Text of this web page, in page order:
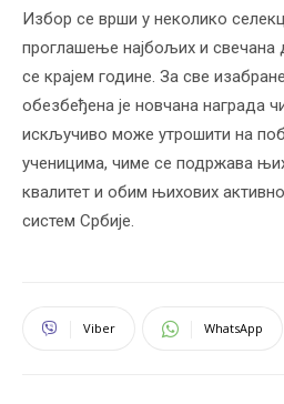
Избор се врши у неколико
проглашење најбољих и свечана
се крајем године. За све
обезбеђена је новчана награда
искључиво може утрошити на
ученицима, чиме се подржава
квалитет и обим њихових
систем Србије.
Viber WhatsApp